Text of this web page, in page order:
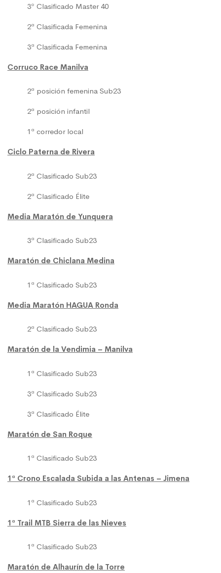
3º Clasificado Master 40
2ª Clasificada Femenina
3ª Clasificada Femenina
Corruco Race Manilva
2ª posición femenina Sub23
2ª posición infantil
1ª corredor local
Ciclo Paterna de Rivera
2ª Clasificado Sub23
2ª Clasificado Élite
Media Maratón de Yunquera
3ª Clasificado Sub23
Maratón de Chiclana Medina
1ª Clasificado Sub23
Media Maratón HAGUA Ronda
2ª Clasificado Sub23
Maratón de la Vendimia – Manilva
1ª Clasificado Sub23
3ª Clasificado Sub23
3ª Clasificado Élite
Maratón de San Roque
1ª Clasificado Sub23
1ª Crono Escalada Subida a las Antenas – Jimena
1ª Clasificado Sub23
1ª Trail MTB Sierra de las Nieves
1ª Clasificado Sub23
Maratón de Alhaurín de la Torre